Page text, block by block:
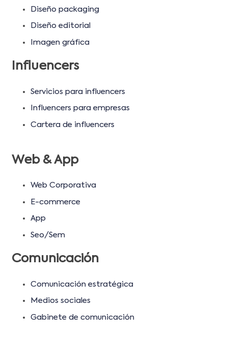
Diseño packaging
Diseño editorial
Imagen gráfica
Influencers
Servicios para influencers
Influencers para empresas
Cartera de influencers
Web & App
Web Corporativa
E-commerce
App
Seo/Sem
Comunicación
Comunicación estratégica
Medios sociales
Gabinete de comunicación